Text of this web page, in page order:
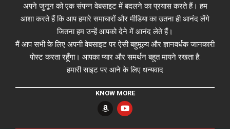
अपने जुनून को एक संपन्न वेबसाइट में बदलने का प्रयास करते हैं। हम
आशा करते हैं कि आप हमारे समाचारों और मीडिया का उतना ही आनंद लेंगे
जितना हम उन्हें आपको देने में आनंद लेते हैं।
मैं आप सभी के लिए अपनी वेबसाइट पर ऐसी बहुमूल्य और ज्ञानवर्धक जानकारी
पोस्ट करता रहूँगा। आपका प्यार और समर्थन बहुत मायने रखता है.
हमारी साइट पर आने के लिए धन्यवाद
KNOW MORE